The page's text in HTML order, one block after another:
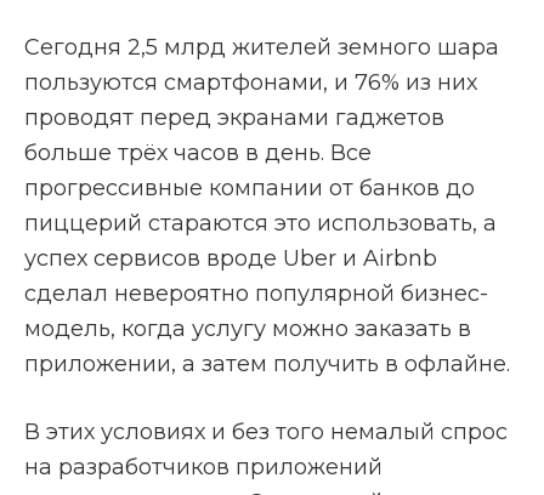
Сегодня 2,5 млрд жителей земного шара
пользуются смартфонами, и 76% из них
проводят перед экранами гаджетов
больше трёх часов в день. Все
прогрессивные компании от банков до
пиццерий стараются это использовать, а
успех сервисов вроде Uber и Airbnb
сделал невероятно популярной бизнес-
модель, когда услугу можно заказать в
приложении, а затем получить в офлайне.
В этих условиях и без того немалый спрос
на разработчиков приложений